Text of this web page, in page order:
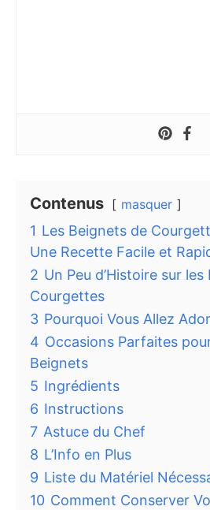
Contenus masquer
1 Les Beignets de
Une Recette Facile et
2 Un Peu d’Histoire sur
Courgettes
3 Pourquoi Vous Allez
4 Occasions Parfaites
Beignets
5 Ingrédients
6 Instructions
7 Astuce du Chef
8 L’Info en Plus
9 Liste du Matériel
10 Comment Conserver